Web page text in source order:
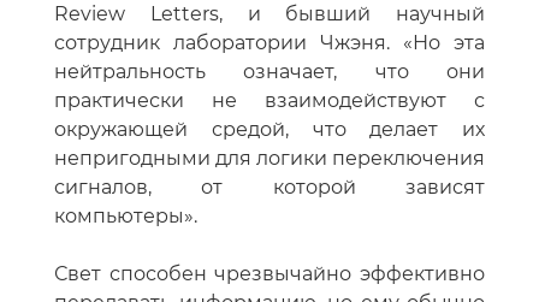
Review Letters, и бывший научный
сотрудник лаборатории Чжэня. «Но эта
нейтральность означает, что они
практически не взаимодействуют с
окружающей средой, что делает их
непригодными для логики переключения
сигналов, от которой зависят
компьютеры».
Свет способен чрезвычайно эффективно